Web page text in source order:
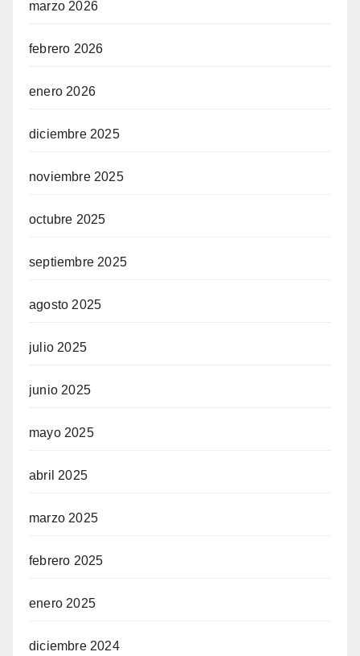
marzo 2026
febrero 2026
enero 2026
diciembre 2025
noviembre 2025
octubre 2025
septiembre 2025
agosto 2025
julio 2025
junio 2025
mayo 2025
abril 2025
marzo 2025
febrero 2025
enero 2025
diciembre 2024